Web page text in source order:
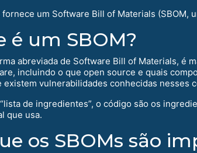
fornece um Software Bill of Materials (SBOM,
é um SBOM?
abreviada de Software Bill of Materials, é
incluindo o que open source e quais
existem vulnerabilidades conhecidas nesses
“lista de ingredientes”, o código são os
que usa.
os SBOMs são